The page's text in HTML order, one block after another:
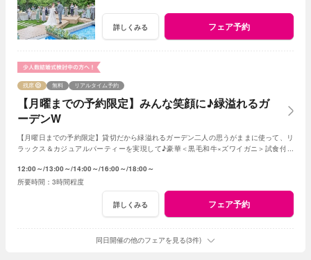
詳しくみる フェア予約
【月曜までの予約限定】みんな笑顔に♪緑溢れるガ
ーデンW
残席 無料 リアルタイム予約
【月曜日までの予約限定】貸切だから緑溢れるガーデン二人の思うがままに使って、リ
ラックス＆カジュアルパーティーを実現して♪豪華＜黒毛和牛×ズワイガニ＞試食付き
12:00～ 13:00～ 14:00～ 16:00～ 18:00～
3時間程度
詳しくみる フェア予約
同日開催の他のフェアを見る(3件)